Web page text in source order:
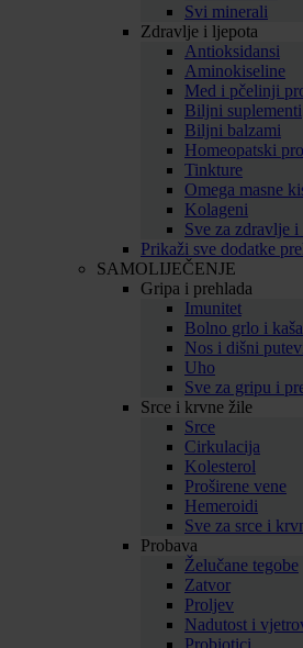
Svi minerali
Zdravlje i ljepota
Antioksidansi
Aminokiseline
Med i pčelinji
Biljni suplementi
Biljni balzami
Homeopatski
Tinkture
Omega masne
Kolageni
Sve za zdravlje i
Prikaži sve dodatke
SAMOLIJEČENJE
Gripa i prehlada
Imunitet
Bolno grlo i
Nos i dišni
Uho
Sve za gripu i
Srce i krvne žile
Srce
Cirkulacija
Kolesterol
Proširene vene
Hemeroidi
Sve za srce i
Probava
Želučane tegobe
Zatvor
Proljev
Nadutost i
Probiotici